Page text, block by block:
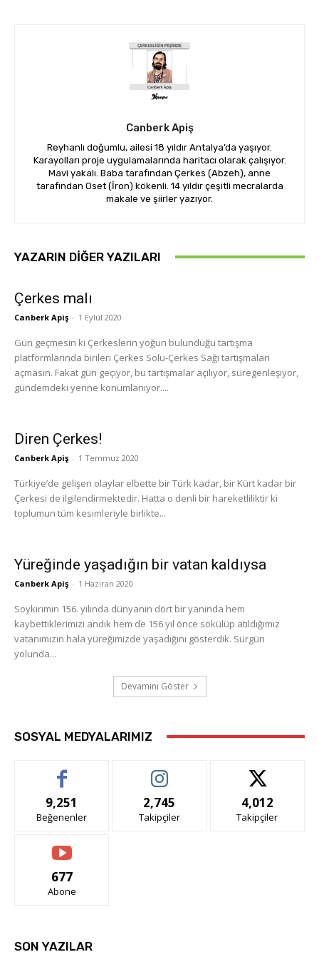
Canberk Apiş
Reyhanlı doğumlu, ailesi 18 yıldır Antalya’da yaşıyor.
Karayolları proje uygulamalarında haritacı olarak çalışıyor.
Mavi yakalı. Baba tarafından Çerkes (Abzeh), anne
tarafından Oset (İron) kökenli. 14 yıldır çeşitli mecralarda
makale ve şiirler yazıyor.
YAZARIN DIĞER YAZILARI
Çerkes malı
Canberk Apiş - 1 Eylül 2020
Gün geçmesin ki Çerkeslerin yoğun bulunduğu tartışma
platformlarında birileri Çerkes Solu-Çerkes Sağı tartışmaları
açmasın. Fakat gün geçiyor, bu tartışmalar açılıyor, süregenleşiyor,
gündemdeki yerine konumlanıyor....
Diren Çerkes!
Canberk Apiş - 1 Temmuz 2020
Türkiye’de gelişen olaylar elbette bir Türk kadar, bir Kürt kadar bir
Çerkesi de ilgilendirmektedir. Hatta o denli bir hareketliliktir ki
toplumun tüm kesimleriyle birlikte...
Yüreğinde yaşadığın bir vatan kaldıysa
Canberk Apiş - 1 Haziran 2020
Soykırımın 156. yılında dünyanın dört bir yanında hem
kaybettiklerimizi andık hem de 156 yıl önce sökülüp atıldığımız
vatanımızın hala yüreğimizde yaşadığını gösterdik. Sürgün
yolunda...
Devamını Göster
SOSYAL MEDYALARIMIZ
9,251
Beğenenler
2,745
Takipçiler
4,012
Takipçiler
677
Abone
SON YAZILAR